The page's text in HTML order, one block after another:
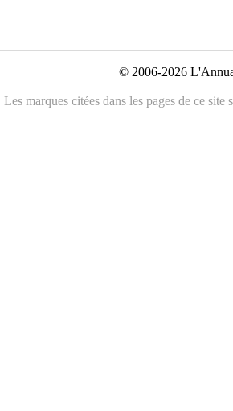
© 2006-2026
Les marques citées dans les pages de ce